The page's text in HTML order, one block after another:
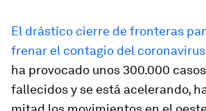
El drástico cierre de fronteras
frenar el contagio del coronavirus
ha provocado unos 300.000
fallecidos y se está acelerando,